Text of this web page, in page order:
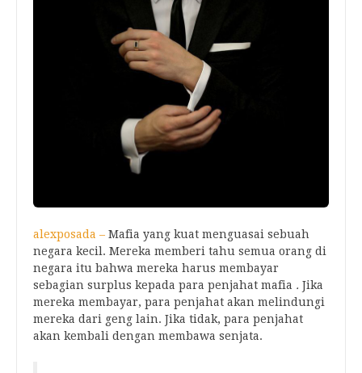
alexposada – Mafia yang kuat menguasai sebuah
negara kecil. Mereka memberi tahu semua orang di
negara itu bahwa mereka harus membayar
sebagian surplus kepada para penjahat mafia . Jika
mereka membayar, para penjahat akan melindungi
mereka dari geng lain. Jika tidak, para penjahat
akan kembali dengan membawa senjata.